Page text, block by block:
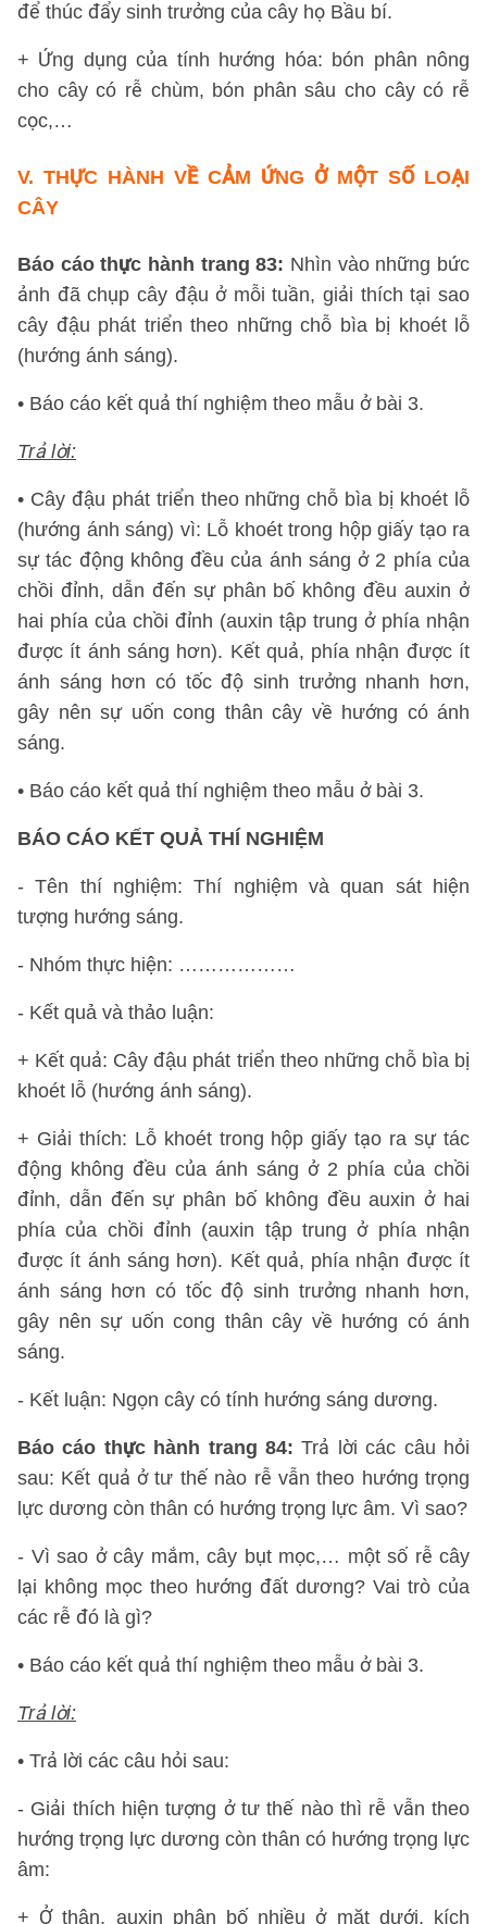
để thúc đẩy sinh trưởng của cây họ Bầu bí.
+ Ứng dụng của tính hướng hóa: bón phân nông
cho cây có rễ chùm, bón phân sâu cho cây có rễ
cọc,…
V. THỰC HÀNH VỀ CẢM ỨNG Ở MỘT SỐ LOẠI
CÂY
Báo cáo thực hành trang 83: Nhìn vào những bức
ảnh đã chụp cây đậu ở mỗi tuần, giải thích tại sao
cây đậu phát triển theo những chỗ bìa bị khoét lỗ
(hướng ánh sáng).
• Báo cáo kết quả thí nghiệm theo mẫu ở bài 3.
Trả lời:
• Cây đậu phát triển theo những chỗ bìa bị khoét lỗ
(hướng ánh sáng) vì: Lỗ khoét trong hộp giấy tạo ra
sự tác động không đều của ánh sáng ở 2 phía của
chồi đỉnh, dẫn đến sự phân bố không đều auxin ở
hai phía của chồi đỉnh (auxin tập trung ở phía nhận
được ít ánh sáng hơn). Kết quả, phía nhận được ít
ánh sáng hơn có tốc độ sinh trưởng nhanh hơn,
gây nên sự uốn cong thân cây về hướng có ánh
sáng.
• Báo cáo kết quả thí nghiệm theo mẫu ở bài 3.
BÁO CÁO KẾT QUẢ THÍ NGHIỆM
- Tên thí nghiệm: Thí nghiệm và quan sát hiện
tượng hướng sáng.
- Nhóm thực hiện: ………………
- Kết quả và thảo luận:
+ Kết quả: Cây đậu phát triển theo những chỗ bìa bị
khoét lỗ (hướng ánh sáng).
+ Giải thích: Lỗ khoét trong hộp giấy tạo ra sự tác
động không đều của ánh sáng ở 2 phía của chồi
đỉnh, dẫn đến sự phân bố không đều auxin ở hai
phía của chồi đỉnh (auxin tập trung ở phía nhận
được ít ánh sáng hơn). Kết quả, phía nhận được ít
ánh sáng hơn có tốc độ sinh trưởng nhanh hơn,
gây nên sự uốn cong thân cây về hướng có ánh
sáng.
- Kết luận: Ngọn cây có tính hướng sáng dương.
Báo cáo thực hành trang 84: Trả lời các câu hỏi
sau: Kết quả ở tư thế nào rễ vẫn theo hướng trọng
lực dương còn thân có hướng trọng lực âm. Vì sao?
- Vì sao ở cây mắm, cây bụt mọc,… một số rễ cây
lại không mọc theo hướng đất dương? Vai trò của
các rễ đó là gì?
• Báo cáo kết quả thí nghiệm theo mẫu ở bài 3.
Trả lời:
• Trả lời các câu hỏi sau:
- Giải thích hiện tượng ở tư thế nào thì rễ vẫn theo
hướng trọng lực dương còn thân có hướng trọng lực
âm:
+ Ở thân, auxin phân bố nhiều ở mặt dưới, kích